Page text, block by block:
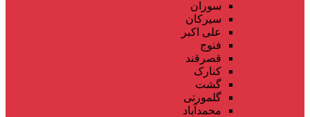
سوران
سیرکان
علی اکبر
فنوج
قصرقند
کنارک
گشت
گلمورتی
محمدآباد